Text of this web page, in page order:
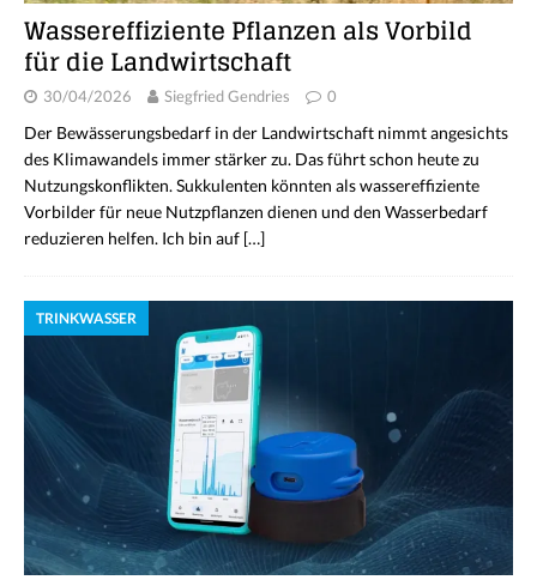
Wassereffiziente Pflanzen als Vorbild
für die Landwirtschaft
30/04/2026 Siegfried Gendries 0
Der Bewässerungsbedarf in der Landwirtschaft nimmt angesichts
des Klimawandels immer stärker zu. Das führt schon heute zu
Nutzungskonflikten. Sukkulenten könnten als wassereffiziente
Vorbilder für neue Nutzpflanzen dienen und den Wasserbedarf
reduzieren helfen. Ich bin auf […]
TRINKWASSER